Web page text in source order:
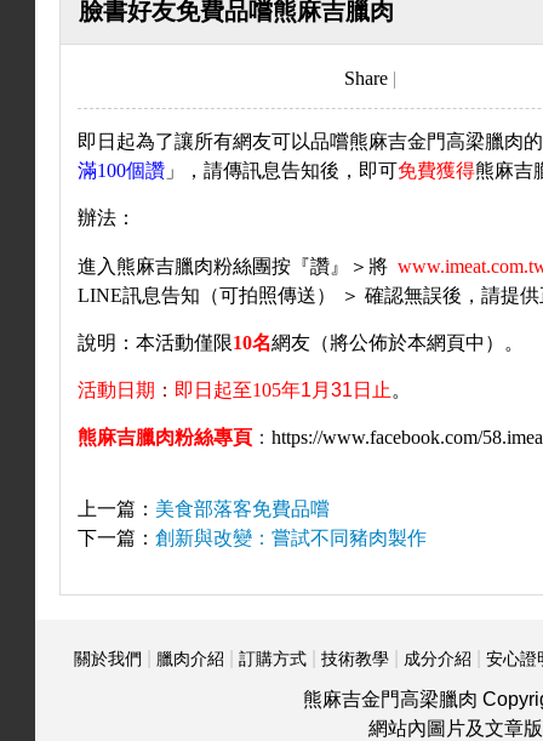
於
我
們
肉
臉書好友免費品嚐熊麻吉臘肉
Share |
即日起為了讓所有網友可以品嚐熊麻吉金門高梁臘肉
滿100個讚 」，請傳訊息告知後，即可免費獲得熊麻吉
辦法：
進入熊麻吉臘肉粉絲團按 『讚』 ＞ 將
LINE訊息告知（可拍照傳送） ＞ 確認無誤後，請提
說明：本活動僅限10名網友（將公佈於本網頁中） 。
活動日期 ： 即日起至105年1月31日止 。
熊麻吉臘肉粉絲專頁 ：https://www.facebook.com/
上一篇： 美食部落客免費品嚐
下一篇：創新與改變：嘗試不同豬肉製作
關於我們 臘肉介紹 訂購方式 技術教學 成分介紹 安心證
熊麻吉金門高梁臘肉
網站內圖片及文章